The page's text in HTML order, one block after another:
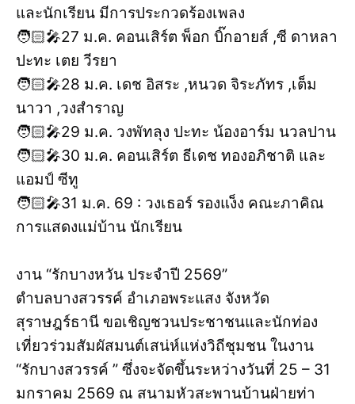
และนักเรียน มีการประกวดร้องเพลง
🧑🏻‍🎤27 ม.ค. คอนเสิร์ต พ็อก บิ๊กอายส์ ,ซี ดาหลา
ปะทะ เตย วีรยา
🧑🏻‍🎤28 ม.ค. เดช อิสระ ,หนวด จิระภัทร ,เต็ม
นาวา ,วงสำราญ
🧑🏻‍🎤29 ม.ค. วงพัทลุง ปะทะ น้องอาร์ม นวลปาน
🧑🏻‍🎤30 ม.ค. คอนเสิร์ต ธีเดช ทองอภิชาติ และ
แอมป์ ซีทู
🧑🏻‍🎤31 ม.ค. 69 : วงเธอร์ รองแง็ง คณะภาคิณ
การแสดงแม่บ้าน นักเรียน
งาน “รักบางหวัน ประจำปี 2569”
ตำบลบางสวรรค์ อำเภอพระแสง จังหวัด
สุราษฎร์ธานี ขอเชิญชวนประชาชนและนักท่อง
เที่ยวร่วมสัมผัสมนต์เสน่ห์แห่งวิถีชุมชน ในงาน
“รักบางสวรรค์ ” ซึ่งจะจัดขึ้นระหว่างวันที่ 25 – 31
มกราคม 2569 ณ สนามหัวสะพานบ้านฝ่ายท่า